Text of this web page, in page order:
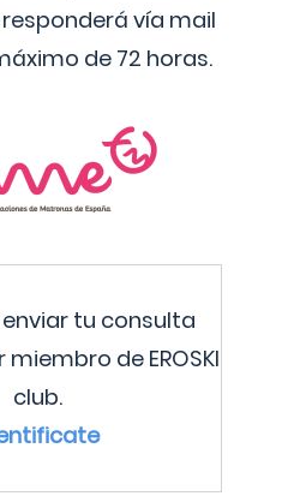
vía mail
de 72 horas.
tu consulta
de EROSKI
club.